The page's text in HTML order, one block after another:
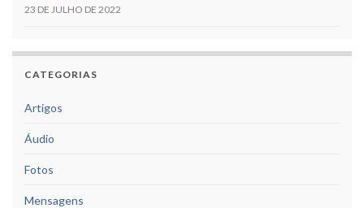
23 DE JULHO DE 2022
CATEGORIAS
Artigos
Áudio
Fotos
Mensagens